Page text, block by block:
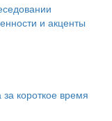
и акценты
короткое время